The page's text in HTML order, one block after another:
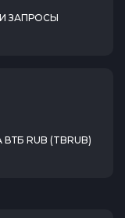
ЗАПРОСЫ
ВТБ RUB (TBRUB)